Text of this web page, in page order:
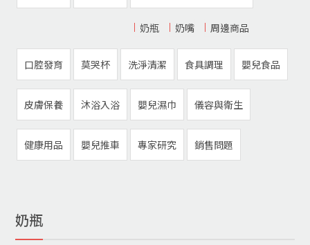
奶瓶 奶嘴 周邊商品
口腔發育 莫哭杯 洗淨清潔 食具調理 嬰兒食品
皮膚保養 沐浴入浴 嬰兒濕巾 儀容與衛生
健康用品 嬰兒推車 專家研究 銷售問題
奶瓶